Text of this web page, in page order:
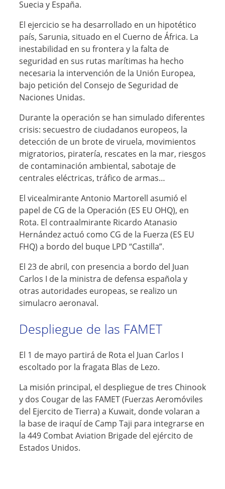
Suecia y España.
El ejercicio se ha desarrollado en un hipotético
país, Sarunia, situado en el Cuerno de África. La
inestabilidad en su frontera y la falta de
seguridad en sus rutas marítimas ha hecho
necesaria la intervención de la Unión Europea,
bajo petición del Consejo de Seguridad de
Naciones Unidas.
Durante la operación se han simulado diferentes
crisis: secuestro de ciudadanos europeos, la
detección de un brote de viruela, movimientos
migratorios, piratería, rescates en la mar, riesgos
de contaminación ambiental, sabotaje de
centrales eléctricas, tráfico de armas…
El vicealmirante Antonio Martorell asumió el
papel de CG de la Operación (ES EU OHQ), en
Rota. El contraalmirante Ricardo Atanasio
Hernández actuó como CG de la Fuerza (ES EU
FHQ) a bordo del buque LPD “Castilla”.
El 23 de abril, con presencia a bordo del Juan
Carlos I de la ministra de defensa española y
otras autoridades europeas, se realizo un
simulacro aeronaval.
Despliegue de las FAMET
El 1 de mayo partirá de Rota el Juan Carlos I
escoltado por la fragata Blas de Lezo.
La misión principal, el despliegue de tres Chinook
y dos Cougar de las FAMET (Fuerzas Aeromóviles
del Ejercito de Tierra) a Kuwait, donde volaran a
la base de iraquí de Camp Taji para integrarse en
la 449 Combat Aviation Brigade del ejército de
Estados Unidos.